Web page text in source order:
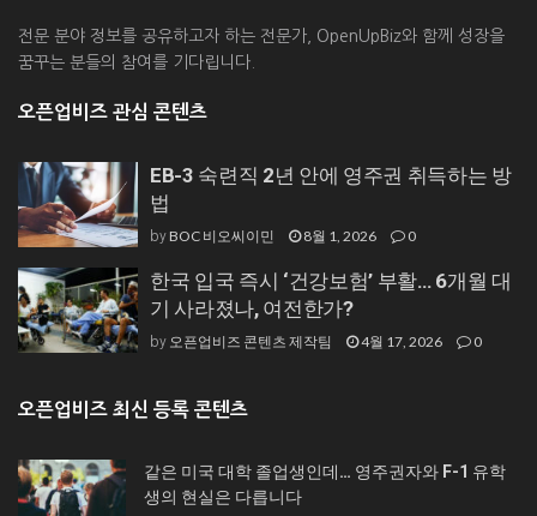
전문 분야 정보를 공유하고자 하는 전문가, OpenUpBiz와 함께 성장을
꿈꾸는 분들의 참여를 기다립니다.
오픈업비즈 관심 콘텐츠
EB-3 숙련직 2년 안에 영주권 취득하는 방
법
byBOC 비오씨이민 8월 1, 2026 0
한국 입국 즉시 ‘건강보험’ 부활… 6개월 대
기 사라졌나, 여전한가?
by 오픈업비즈 콘텐츠 제작팀 4월 17, 2026 0
오픈업비즈 최신 등록 콘텐츠
같은 미국 대학 졸업생인데… 영주권자와 F-1 유학
생의 현실은 다릅니다